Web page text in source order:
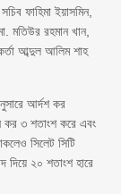
ফাহিমা ইয়াসমিন,
মতিউর রহমান খান,
আব্দুল আলিম শাহ
আর্দশ কর
কর ৩ শতাংশ করে এবং
সিলেট সিটি
দিয়ে ২০ শতাংশ হারে